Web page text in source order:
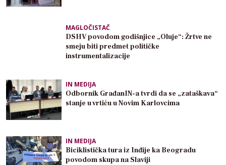
MAGLOČISTAČ
DSHV povodom godišnjice „Oluje“: Žrtve ne
smeju biti predmet političke
instrumentalizacije
IN MEDIJA
Odbornik GrađanIN-a tvrdi da se „zataškava“
stanje u vrtiću u Novim Karlovcima
IN MEDIJA
Biciklistička tura iz Inđije ka Beogradu
povodom skupa na Slaviji